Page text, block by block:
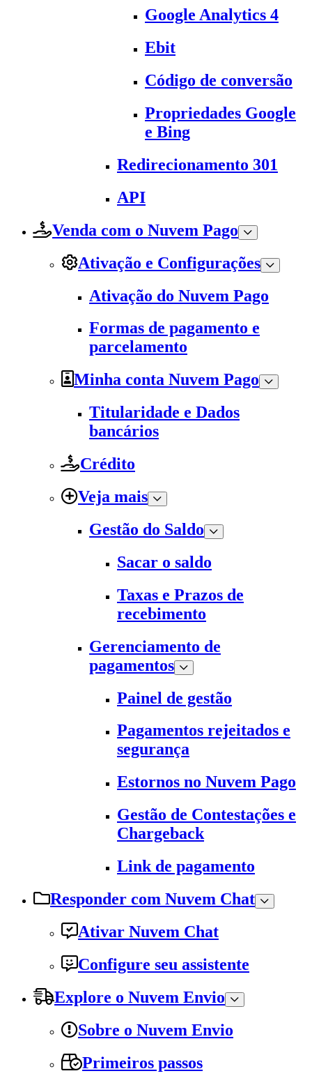
Google Analytics 4
Ebit
Código de conversão
Propriedades Google
e Bing
Redirecionamento 301
API
Venda com o Nuvem Pago
Ativação e Configurações
Ativação do Nuvem Pago
Formas de pagamento e
parcelamento
Minha conta Nuvem Pago
Titularidade e Dados
bancários
Crédito
Veja mais
Gestão do Saldo
Sacar o saldo
Taxas e Prazos de
recebimento
Gerenciamento de
pagamentos
Painel de gestão
Pagamentos rejeitados e
segurança
Estornos no Nuvem Pago
Gestão de Contestações e
Chargeback
Link de pagamento
Responder com Nuvem Chat
Ativar Nuvem Chat
Configure seu assistente
Explore o Nuvem Envio
Sobre o Nuvem Envio
Primeiros passos